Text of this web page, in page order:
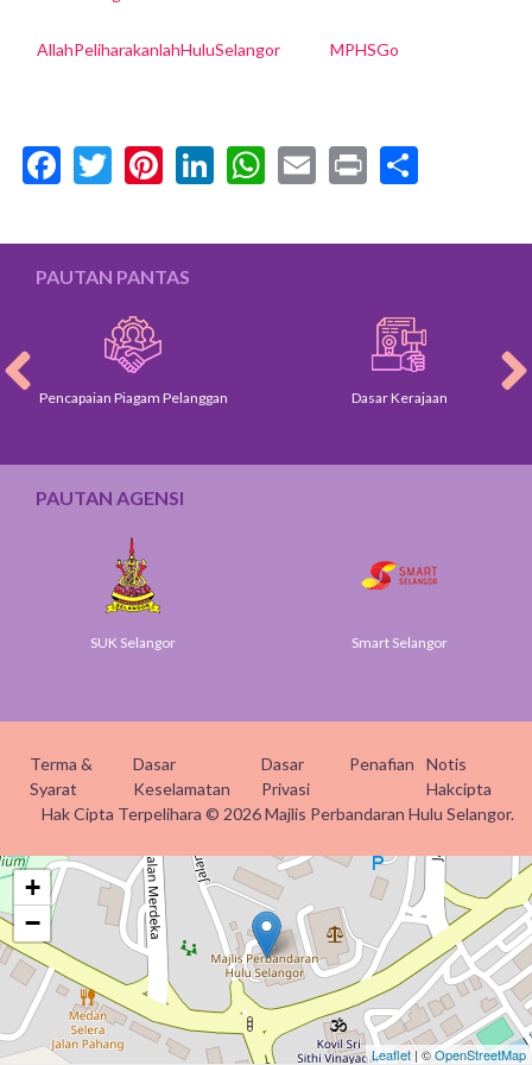
AllahPeliharakanlahHuluSelangor MPHSGo
Facebook
Twitter
Pinterest
LinkedIn
WhatsApp
Email
Print
PAUTAN PANTAS
Pencapaian Piagam Pelanggan Dasar Kerajaan
PAUTAN AGENSI
SUK Selangor Smart Selangor
Terma &
Syarat
Dasar
Keselamatan
Dasar
Privasi
Penafian
Notis
Hakcipta
Hak Cipta Terpelihara © 2026 Majlis Perbandaran Hulu Selangor.
+
−
Leaflet | ©OpenStreetMap